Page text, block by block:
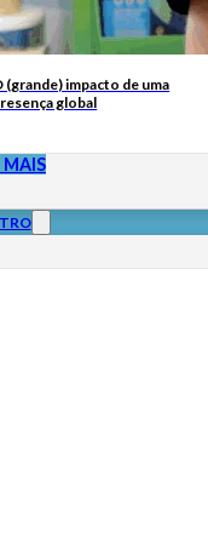
(grande) impacto de uma
global
MAIS